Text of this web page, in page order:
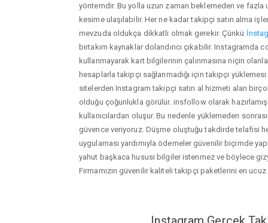
yöntemdir. Bu yolla uzun zaman beklemeden ve
kesime ulaşılabilir. Her ne kadar takipçi satın alma
mevzuda oldukça dikkatli olmak gerekir. Çünkü
birtakım kaynaklar dolandırıcı çıkabilir.
kullanmayarak kart bilgilerinin çalınmasına niçin
hesaplarla takipçi sağlanmadığı için takipçi
sitelerden Instagram takipçi satın al hizmeti alan
olduğu çoğunlukla görülür. insfollow olarak
kullanıcılardan oluşur. Bu nedenle yüklemeden
güvence veriyoruz. Düşme oluştuğu takdirde telafisi
uygulaması yardımıyla ödemeler güvenilir biçimde
yahut başkaca hususi bilgiler istenmez ve böylece
Firmamızın güvenilir kaliteli takipçi paketlerini en